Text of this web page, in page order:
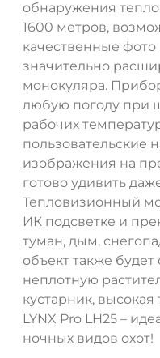
обнаружения
1600 метров,
качественные
значительно
монокуляра.
любую погоду при
рабочих
пользовательские
изображения на
готово удивить
Тепловизионный
ИК подсветке и
туман, дым,
объект также
неплотную
кустарник,
LYNX Pro LH25 –
ночных видов охот!